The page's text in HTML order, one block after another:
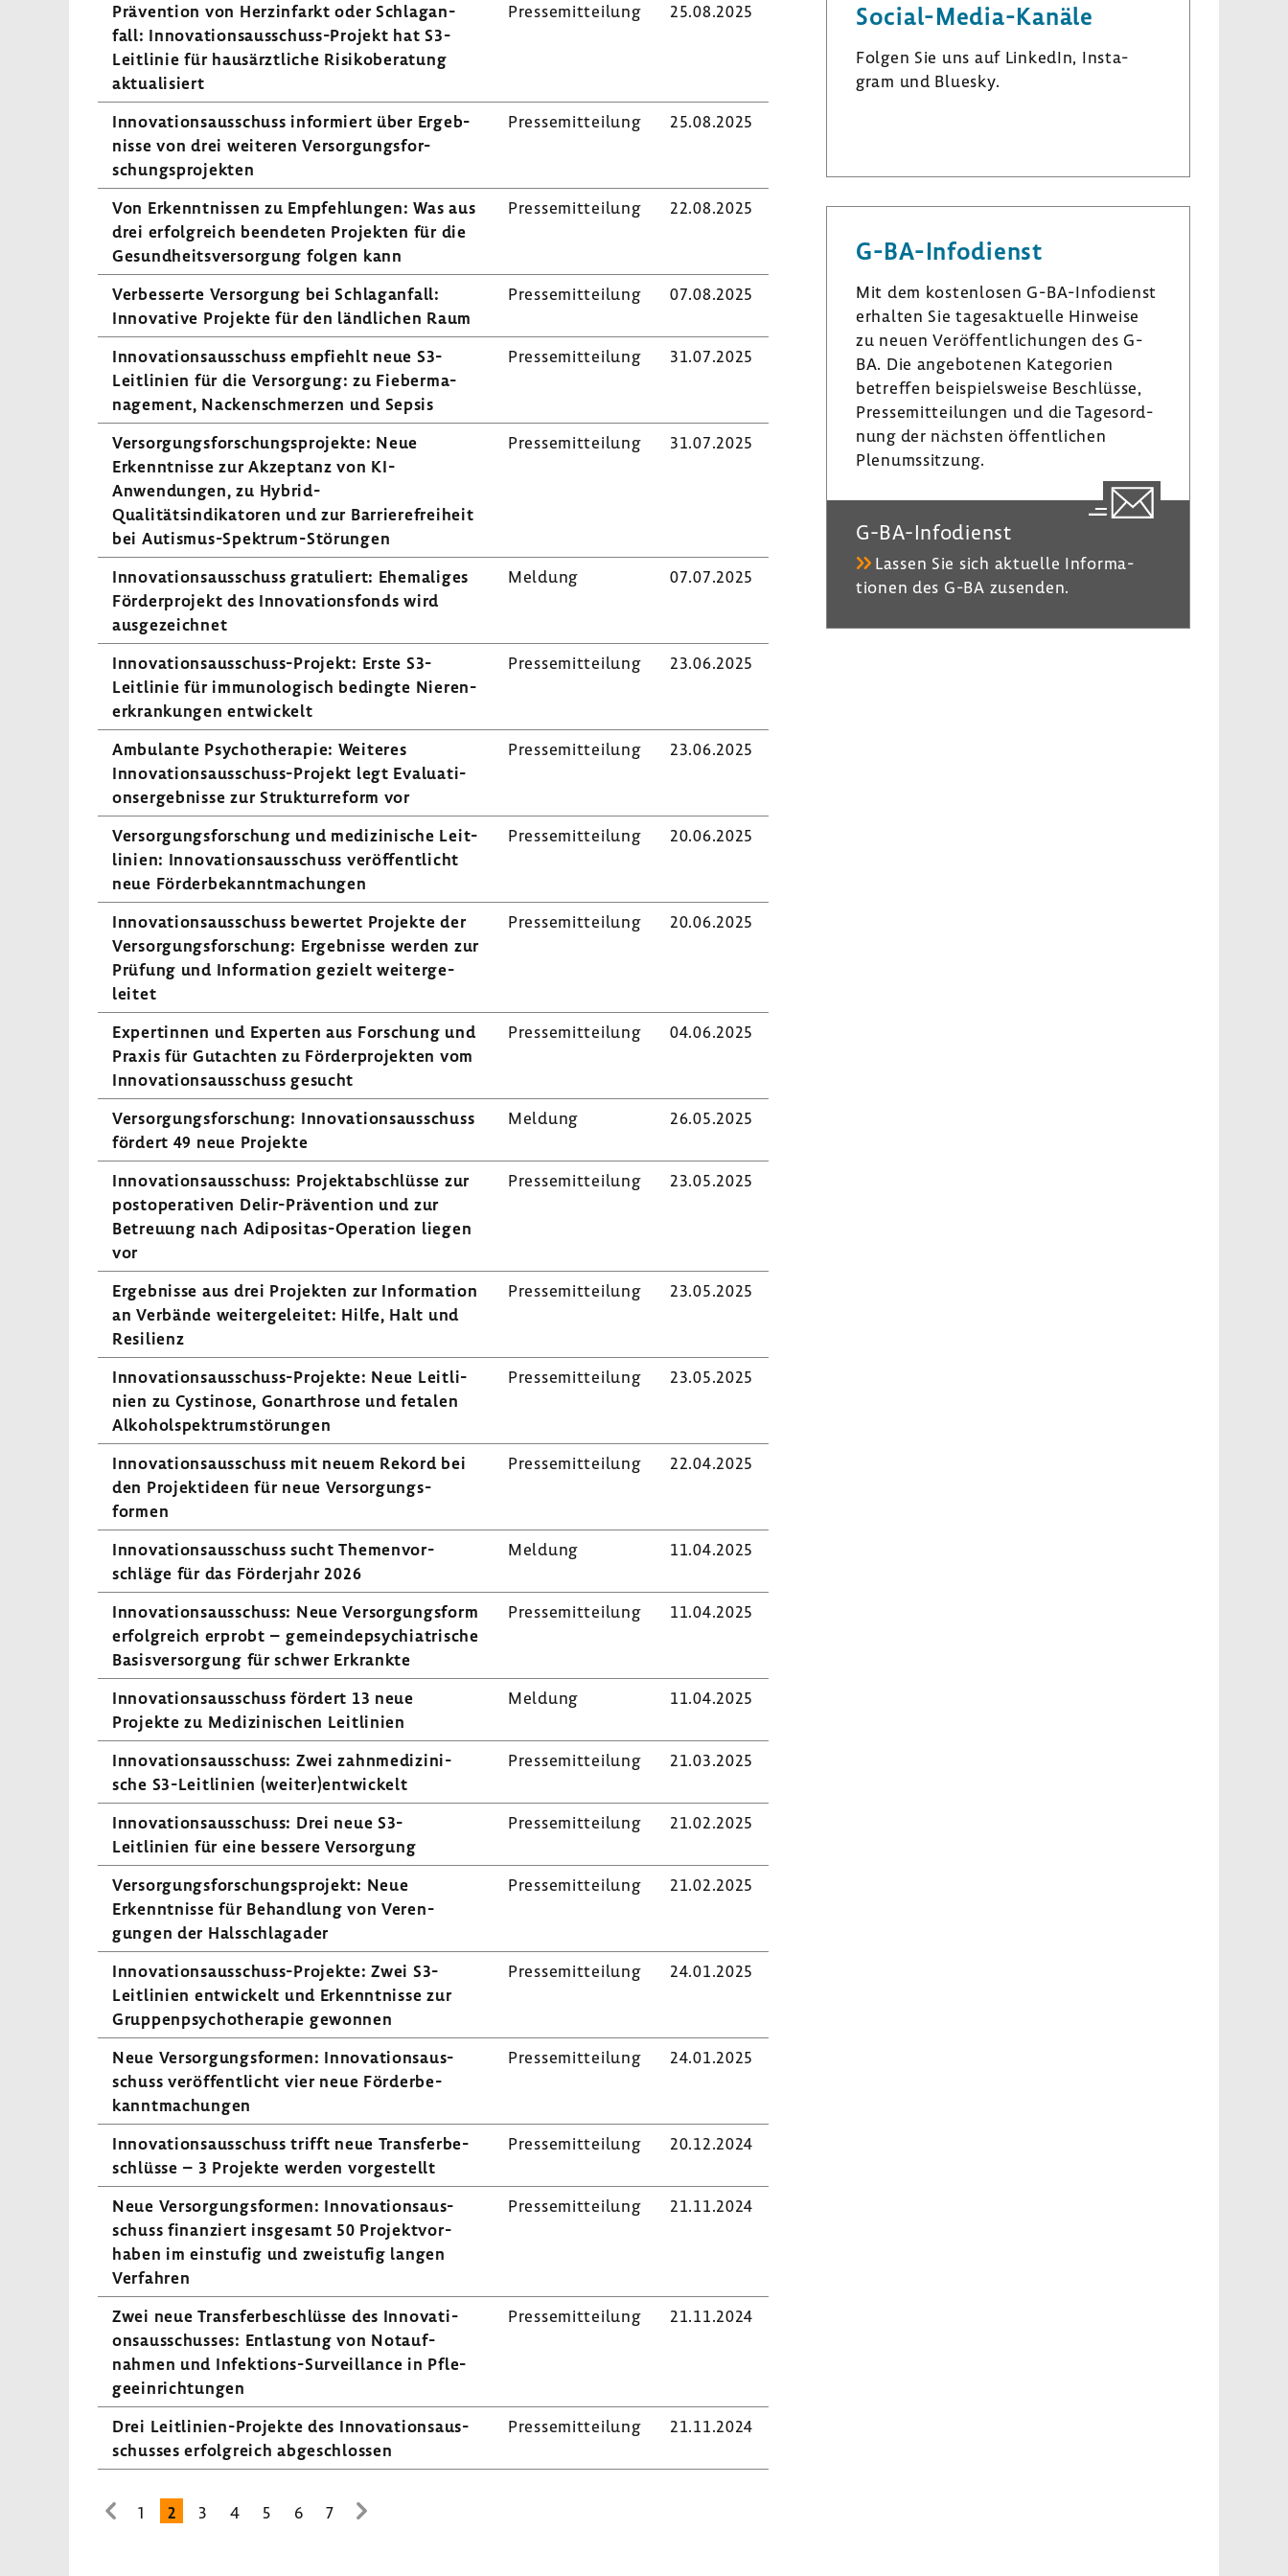
Präven­tion von Herz­in­farkt oder Schlag­an­
fall: Innovationsausschuss-​Projekt hat S3-​
Leitlinie für haus­ärzt­liche Risi­k­o­be­ra­tung
aktua­li­siert
Pres­se­mit­tei­lung 25.08.2025
Inno­va­ti­ons­aus­schuss infor­miert über Ergeb­
nisse von drei weiteren Versor­gungs­for­
schungs­pro­jekten
Pres­se­mit­tei­lung 25.08.2025
Von Erkennt­nissen zu Empfeh­lungen: Was aus
drei erfolg­reich been­deten Projekten für die
Gesund­heits­ver­sor­gung folgen kann
Pres­se­mit­tei­lung 22.08.2025
Verbes­serte Versor­gung bei Schlag­an­fall:
Inno­va­tive Projekte für den länd­li­chen Raum
Pres­se­mit­tei­lung 07.08.2025
Inno­va­ti­ons­aus­schuss empfiehlt neue S3-​
Leitlinien für die Versor­gung: zu Fieber­ma­
nage­ment, Nacken­schmerzen und Sepsis
Pres­se­mit­tei­lung 31.07.2025
Versor­gungs­for­schungs­pro­jekte: Neue
Erkennt­nisse zur Akzep­tanz von KI-​
Anwendungen, zu Hybrid-​
Qualitätsindikatoren und zur Barrie­re­frei­heit
bei Autismus-​Spektrum-Störungen
Pres­se­mit­tei­lung 31.07.2025
Inno­va­ti­ons­aus­schuss gratu­liert: Ehema­liges
Förder­pro­jekt des Inno­va­ti­ons­fonds wird
ausge­zeichnet
Meldung 07.07.2025
Innovationsausschuss-​Projekt: Erste S3-​
Leitlinie für immu­no­lo­gisch bedingte Nieren­
er­kran­kungen entwi­ckelt
Pres­se­mit­tei­lung 23.06.2025
Ambu­lante Psycho­the­rapie: Weiteres
Innovationsausschuss-​Projekt legt Evalua­ti­
ons­er­geb­nisse zur Struk­tur­re­form vor
Pres­se­mit­tei­lung 23.06.2025
Versor­gungs­for­schung und medi­zi­ni­sche Leit­
li­nien: Inno­va­ti­ons­aus­schuss veröf­fent­licht
neue Förder­be­kannt­ma­chungen
Pres­se­mit­tei­lung 20.06.2025
Inno­va­ti­ons­aus­schuss bewertet Projekte der
Versor­gungs­for­schung: Ergeb­nisse werden zur
Prüfung und Infor­ma­tion gezielt weiter­ge­
leitet
Pres­se­mit­tei­lung 20.06.2025
Exper­tinnen und Experten aus Forschung und
Praxis für Gutachten zu Förder­pro­jekten vom
Inno­va­ti­ons­aus­schuss gesucht
Pres­se­mit­tei­lung 04.06.2025
Versor­gungs­for­schung: Inno­va­ti­ons­aus­schuss
fördert 49 neue Projekte
Meldung 26.05.2025
Inno­va­ti­ons­aus­schuss: Projekt­ab­schlüsse zur
post­ope­ra­tiven Delir-​Prävention und zur
Betreuung nach Adipositas-​Operation liegen
vor
Pres­se­mit­tei­lung 23.05.2025
Ergeb­nisse aus drei Projekten zur Infor­ma­tion
an Verbände weiter­ge­leitet: Hilfe, Halt und
Resi­lienz
Pres­se­mit­tei­lung 23.05.2025
Innovationsausschuss-​Projekte: Neue Leit­li­
nien zu Cysti­nose, Gonar­throse und fetalen
Alko­hol­spek­trum­stö­rungen
Pres­se­mit­tei­lung 23.05.2025
Inno­va­ti­ons­aus­schuss mit neuem Rekord bei
den Projekt­ideen für neue Versor­gungs­
formen
Pres­se­mit­tei­lung 22.04.2025
Inno­va­ti­ons­aus­schuss sucht Themen­vor­
schläge für das Förder­jahr 2026
Meldung 11.04.2025
Inno­va­ti­ons­aus­schuss: Neue Versor­gungs­form
erfolg­reich erprobt – gemein­de­psych­ia­tri­sche
Basis­ver­sor­gung für schwer Erkrankte
Pres­se­mit­tei­lung 11.04.2025
Inno­va­ti­ons­aus­schuss fördert 13 neue
Projekte zu Medi­zi­ni­schen Leit­li­nien
Meldung 11.04.2025
Inno­va­ti­ons­aus­schuss: Zwei zahn­me­di­zi­ni­
sche S3-​Leitlinien (weiter)entwi­ckelt
Pres­se­mit­tei­lung 21.03.2025
Inno­va­ti­ons­aus­schuss: Drei neue S3-​
Leitlinien für eine bessere Versor­gung
Pres­se­mit­tei­lung 21.02.2025
Versor­gungs­for­schungs­pro­jekt: Neue
Erkennt­nisse für Behand­lung von Veren­
gungen der Hals­schlag­ader
Pres­se­mit­tei­lung 21.02.2025
Innovationsausschuss-​Projekte: Zwei S3-​
Leitlinien entwi­ckelt und Erkennt­nisse zur
Grup­pen­psy­cho­the­rapie gewonnen
Pres­se­mit­tei­lung 24.01.2025
Neue Versor­gungs­formen: Inno­va­ti­ons­aus­
schuss veröf­fent­licht vier neue Förder­be­
kannt­ma­chungen
Pres­se­mit­tei­lung 24.01.2025
Inno­va­ti­ons­aus­schuss trifft neue Trans­fer­be­
schlüsse – 3 Projekte werden vorge­stellt
Pres­se­mit­tei­lung 20.12.2024
Neue Versor­gungs­formen: Inno­va­ti­ons­aus­
schuss finan­ziert insge­samt 50 Projekt­vor­
haben im einstufig und zwei­stufig langen
Verfahren
Pres­se­mit­tei­lung 21.11.2024
Zwei neue Trans­fer­be­schlüsse des Inno­va­ti­
ons­aus­schusses: Entlas­tung von Notauf­
nahmen und Infektions-​Surveillance in Pfle­
ge­ein­rich­tungen
Pres­se­mit­tei­lung 21.11.2024
Drei Leitlinien-​Projekte des Inno­va­ti­ons­aus­
schusses erfolg­reich abge­schlossen
Pres­se­mit­tei­lung 21.11.2024
zur
1 2 3 4 5 6 7
zur
Social-​Media-Kanäle
Folgen Sie uns auf LinkedIn, Insta­
gram und Bluesky.
n
k
d
n
s
t
­
r
a
m
u
e
k
G-​BA-Infodienst
Mit dem kosten­losen G-​BA-Infodienst
erhalten Sie tages­ak­tu­elle Hinweise
zu neuen Veröf­fent­li­chungen des G-
BA. Die ange­bo­tenen Kate­go­rien
betreffen beispiels­weise Beschlüsse,
Pres­se­mit­tei­lungen und die Tages­ord­
nung der nächsten öffent­li­chen
Plenumssit­zung.
G-​BA-Infodienst
Lassen Sie sich aktu­elle Infor­ma­
tionen des G-BA zusenden.